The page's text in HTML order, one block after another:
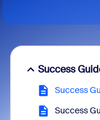
Success
Success
Success